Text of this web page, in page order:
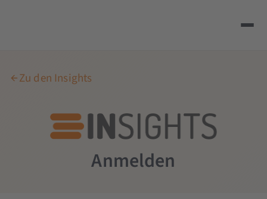
Zu den Insights
Anmelden